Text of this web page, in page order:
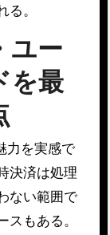
。
ユー
を最
力を実感で
決済は処理
ない範囲で
もある。